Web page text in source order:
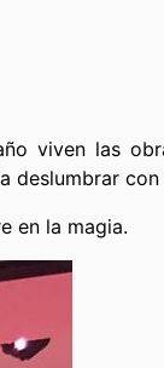
viven las
deslumbrar con
en la magia.